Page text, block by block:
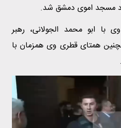
مسجد اموی دمشق شد.
با ابو محمد الجولانی، رهبر
همتای قطری وی همزمان با